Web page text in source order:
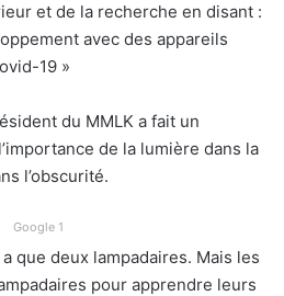
et de la recherche en disant :
avec des appareils
19 »
du MMLK a fait un
de la lumière dans la
l’obscurité.
Google 1
que deux lampadaires. Mais les
pour apprendre leurs